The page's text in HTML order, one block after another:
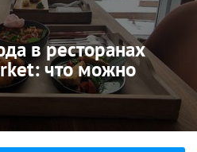
в ресторанах
что можно